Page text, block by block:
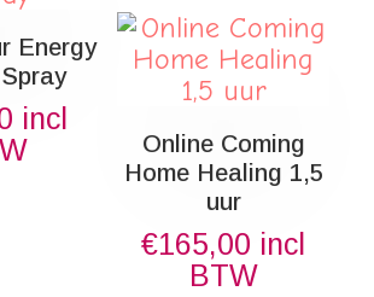
Energy
incl
Online Coming
Home Healing 1,5
uur
€165,00 incl
BTW